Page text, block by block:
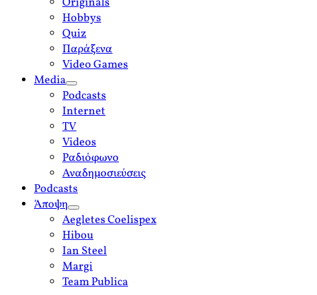
Hobbys
Quiz
Παράξενα
Video Games
Media
open
menu
Podcasts
Internet
TV
Videos
Ραδιόφωνο
Αναδημοσιεύσεις
Podcasts
Άποψη
open
menu
Aegletes Coelispex
Hibou
Ian Steel
Margi
Team Publica